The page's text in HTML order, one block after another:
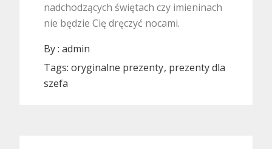
nadchodzących świętach czy imieninach
nie będzie Cię dręczyć nocami.
By :admin
Tags:oryginalne prezenty prezenty dla
szefa